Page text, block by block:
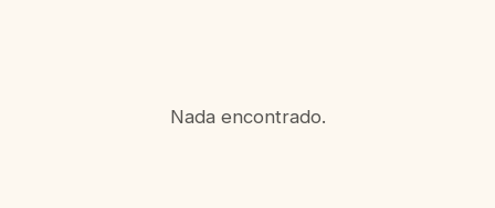
Nada encontrado.